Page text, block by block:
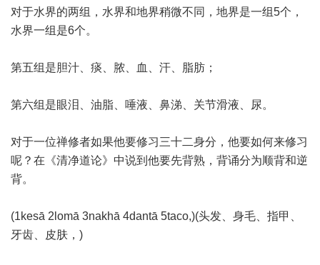
对于水界的两组，水界和地界稍微不同，地界是一组5个，
水界一组是6个。
第五组是胆汁、痰、脓、血、汗、脂肪；
第六组是眼泪、油脂、唾液、鼻涕、关节滑液、尿。
对于一位禅修者如果他要修习三十二身分，他要如何来修习
呢？在《清净道论》中说到他要先背熟，背诵分为顺背和逆
背。
(1kesā 2lomā 3nakhā 4dantā 5taco,)(头发、身毛、指甲、
牙齿、皮肤，)